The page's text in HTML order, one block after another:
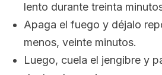
lento durante treinta
Apaga el fuego y déjalo
menos, veinte minutos.
Luego, cuela el jengibre y